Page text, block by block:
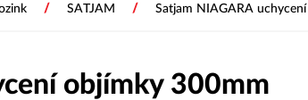
/ SATJAM / Satjam NIAGARA
objímky 300mm